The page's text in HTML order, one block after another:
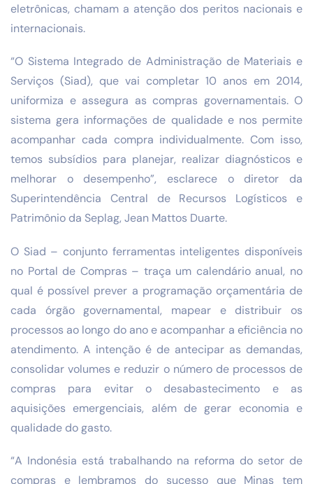
eletrônicas, chamam a atenção dos peritos nacionais e
internacionais.
“O Sistema Integrado de Administração de Materiais e
Serviços (Siad), que vai completar 10 anos em 2014,
uniformiza e assegura as compras governamentais. O
sistema gera informações de qualidade e nos permite
acompanhar cada compra individualmente. Com isso,
temos subsídios para planejar, realizar diagnósticos e
melhorar o desempenho”, esclarece o diretor da
Superintendência Central de Recursos Logísticos e
Patrimônio da Seplag, Jean Mattos Duarte.
O Siad – conjunto ferramentas inteligentes disponíveis
no Portal de Compras – traça um calendário anual, no
qual é possível prever a programação orçamentária de
cada órgão governamental, mapear e distribuir os
processos ao longo do ano e acompanhar a eficiência no
atendimento. A intenção é de antecipar as demandas,
consolidar volumes e reduzir o número de processos de
compras para evitar o desabastecimento e as
aquisições emergenciais, além de gerar economia e
qualidade do gasto.
“A Indonésia está trabalhando na reforma do setor de
compras e lembramos do sucesso que Minas tem